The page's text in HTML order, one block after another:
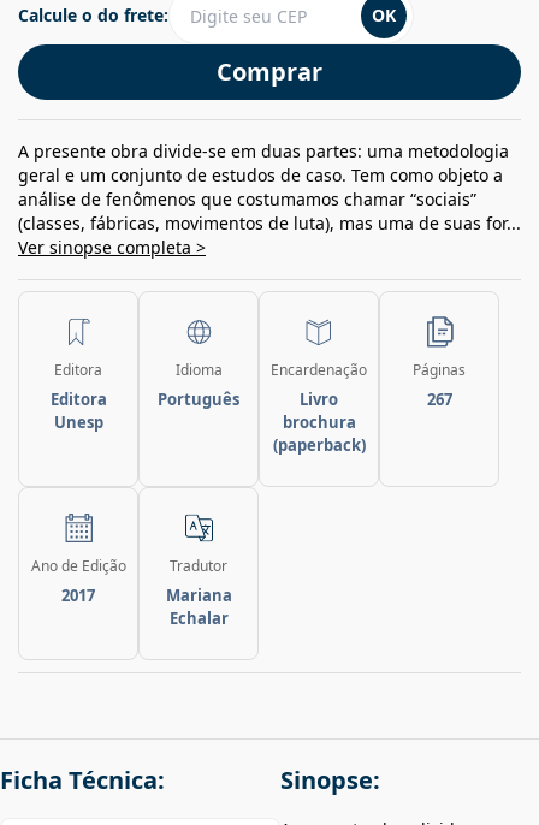
Comprar
Calcule o do frete: OK
A presente obra divide-se em duas partes: uma metodologia
geral e um conjunto de estudos de caso. Tem como objeto a
análise de fenômenos que costumamos chamar “sociais”
(classes, fábricas, movimentos de luta), mas uma de suas for...
Ver sinopse completa >
Editora
Editora
Unesp
Idioma
Português
Encardenação
Livro
brochura
(paperback)
Páginas
267
Ano de Edição
2017
Tradutor
Mariana
Echalar
Ficha Técnica: Sinopse: